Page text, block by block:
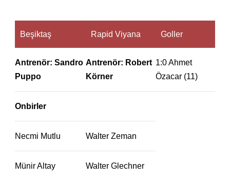
Beşiktaş Rapid Viyana Goller
Antrenör: Sandro
Puppo
Antrenör: Robert
Körner
1:0 Ahmet
Özacar (11)
Onbirler
Necmi Mutlu Walter Zeman
Münir Altay Walter Glechner